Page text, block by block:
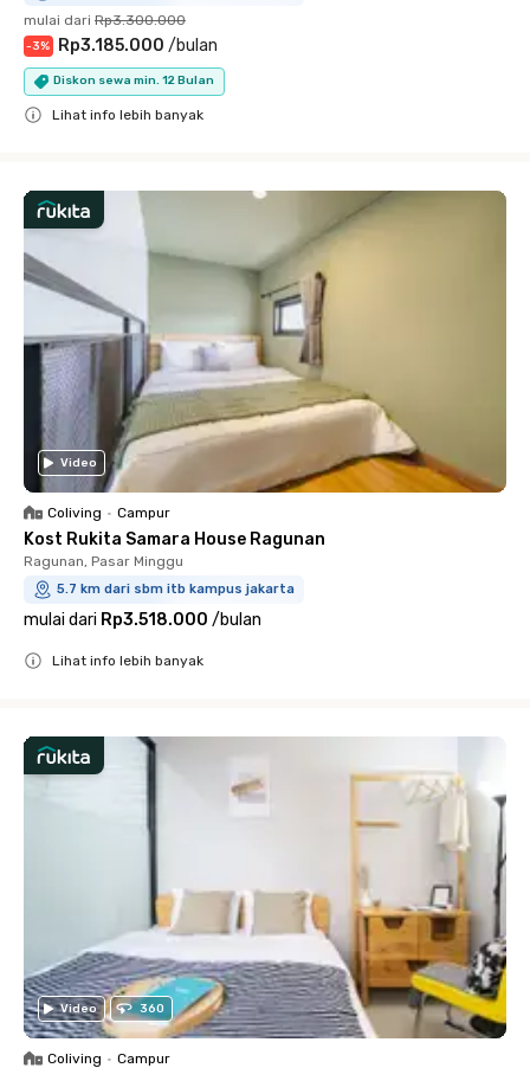
mulai dari Rp3.300.000
-3% Rp3.185.000 /bulan
Diskon sewa min. 12 Bulan
Lihat info lebih banyak
Video
Coliving • Campur
Kost Rukita Samara House Ragunan
Ragunan, Pasar Minggu
5.7 km dari sbm itb kampus jakarta
mulai dari Rp3.518.000 /bulan
Lihat info lebih banyak
Video 360
Coliving • Campur